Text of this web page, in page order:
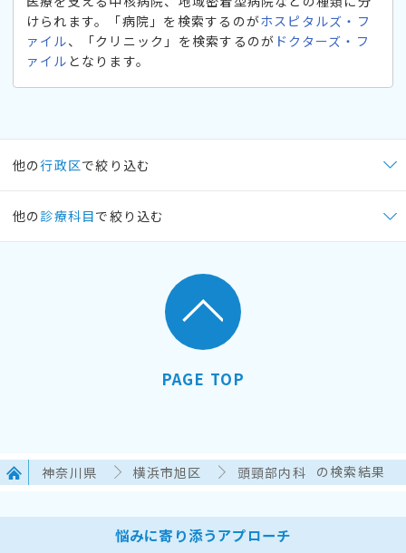
けられます。「病院」を検索するのがホスピタルズ・フ
ァイル、「クリニック」を検索するのが ドクターズ・フ
ァイル となります。
他の行政区で絞り込む
他の 診療科目で絞り込む
PAGE TOP
神奈川県 横浜市旭区 頭頸部内科 の検索結果
悩みに寄り添うアプローチ